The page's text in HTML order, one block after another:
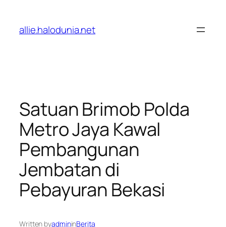
konten
allie.halodunia.net
Satuan Brimob Polda
Metro Jaya Kawal
Pembangunan
Jembatan di
Pebayuran Bekasi
Written byadmininBerita